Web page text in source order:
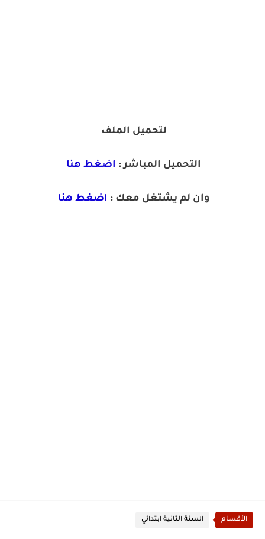
لتحميل الملف
التحميل المباشر : اضغط هنا
وان لم يشتغل معك : اضغط هنا
الأقسام السنة الثانية ابتدائي